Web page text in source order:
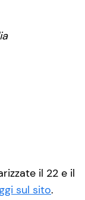
il 22 e il
sul sito.